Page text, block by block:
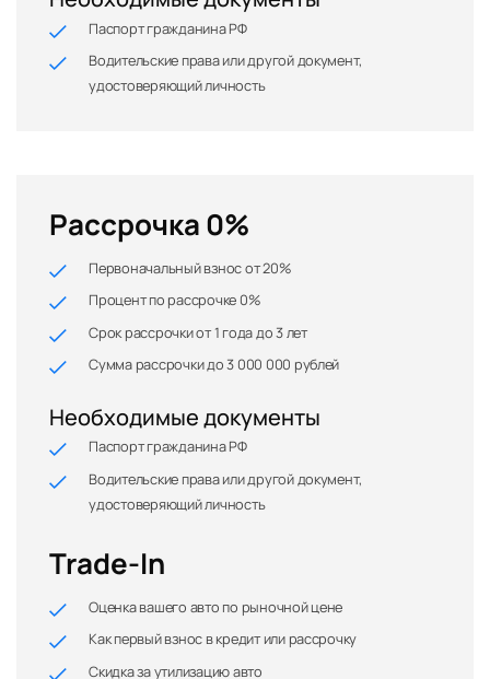
Паспорт гражданина РФ
Водительские права или другой документ,
удостоверяющий личность
Рассрочка 0%
Первоначальный взнос от 20%
Процент по рассрочке 0%
Срок рассрочки от 1 года до 3 лет
Сумма рассрочки до 3 000 000 рублей
Необходимые документы
Паспорт гражданина РФ
Водительские права или другой документ,
удостоверяющий личность
Trade-In
Оценка вашего авто по рыночной цене
Как первый взнос в кредит или рассрочку
Скидка за утилизацию авто